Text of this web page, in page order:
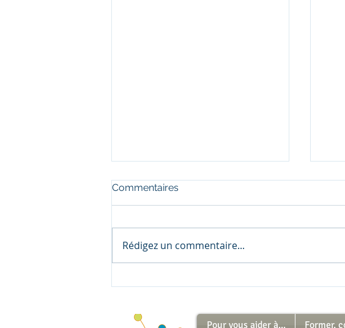
Trump et la science....
Commentaires
Rédigez un commentaire...
Pour vous aider à... Former,